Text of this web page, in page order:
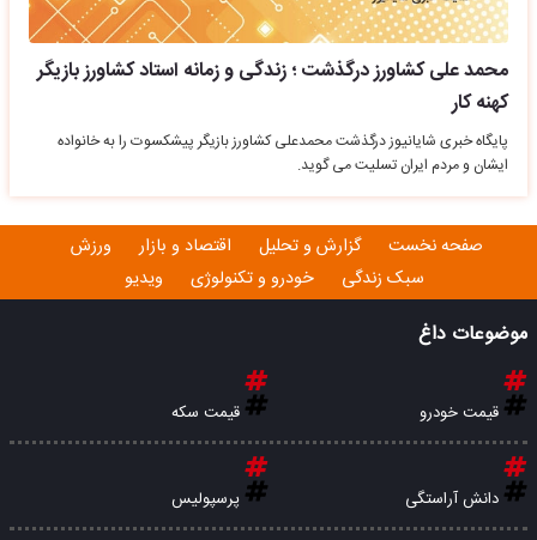
محمد علی کشاورز درگذشت ؛ زندگی و زمانه استاد کشاورز بازیگر
کهنه کار
پایگاه خبری شایانیوز درگذشت محمدعلی کشاورز بازیگر پیشکسوت را به خانواده
ایشان و مردم ایران تسلیت می گوید.
صفحه نخست گزارش و تحلیل اقتصاد و بازار
ورزش
سبک زندگی
خودرو و تکنولوژی ویدیو
موضوعات داغ
قیمت خودرو قیمت سکه
دانش آراستگی پرسپولیس